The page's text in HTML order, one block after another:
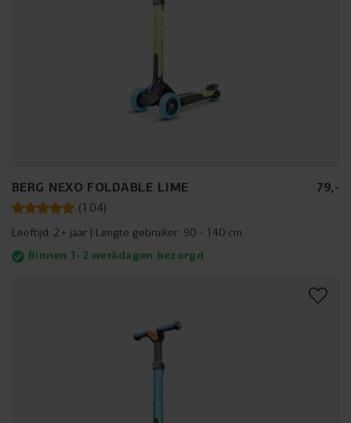
BERG NEXO FOLDABLE LIME 79,-
(104)
Leeftijd: 2+ jaar Lengte gebruiker: 90 - 140 cm
Binnen 1-2 werkdagen bezorgd